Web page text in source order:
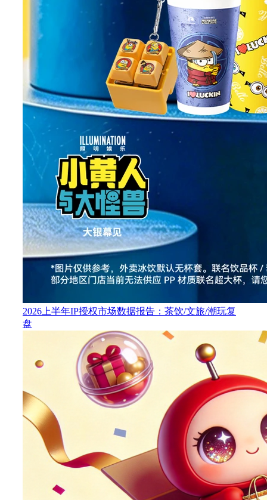
2026上半年IP授权市场数据报告：茶饮/文旅/潮玩复
盘